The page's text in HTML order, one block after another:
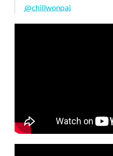
@chillwonpai